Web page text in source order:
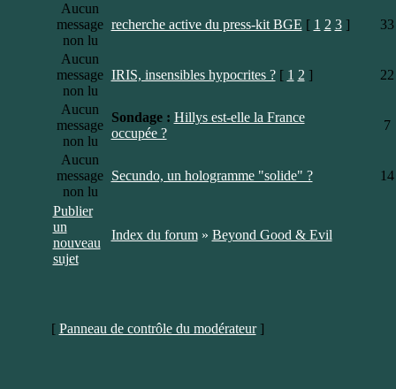
Aucun
message
non lu
recherche active du press-kit BGE [ 1 2 3] 33
Aucun
message
non lu
IRIS, insensibles hypocrites ?[ 1 2 ] 22
Aucun
message
non lu
Sondage : Hillys est-elle la France
occupée ?
7
Aucun
message
non lu
Secundo, un hologramme "solide" ? 14
Publier
un
nouveau
sujet
Index du forum» Beyond Good & Evil
[ Panneau de contrôle du modérateur]